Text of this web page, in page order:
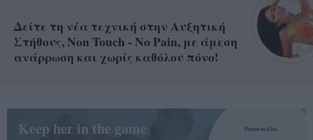
Δείτε τη νέα τεχνική στην Αυξητική
Στήθους, Non Touch - No Pain, με άμεση
ανάρρωση και χωρίς καθόλου πόνο!
Keep her in the game